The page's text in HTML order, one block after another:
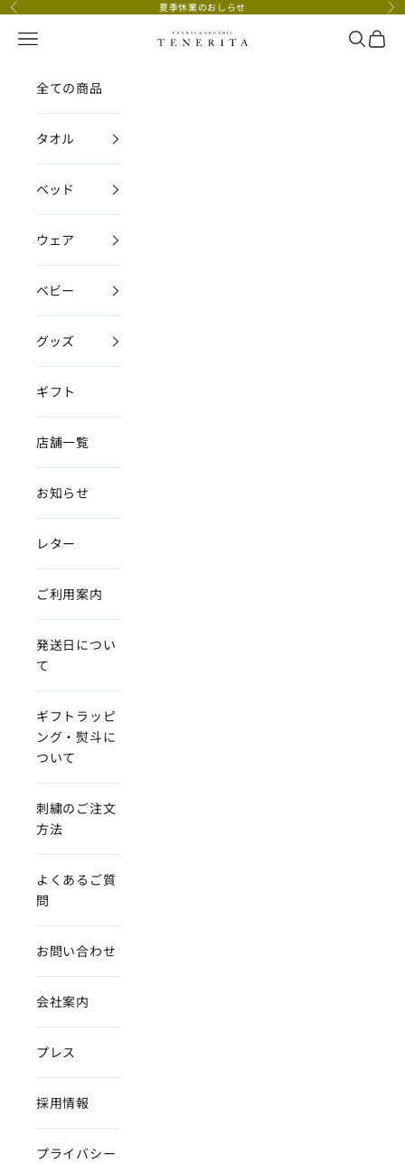
コンテンツへスキップ
前へ 夏季休業のおしらせ 次
TENERITA公式オンラインストア
メニュー 検索カー
全ての商品
タオル
ベッド
ウェア
ベビー
グッズ
ギフト
店舗一覧
お知らせ
レター
ご利用案内
発送日につい
て
ギフトラッピ
ング・熨斗に
ついて
刺繍のご注文
方法
よくあるご質
問
お問い合わせ
会社案内
プレス
採用情報
プライバシー